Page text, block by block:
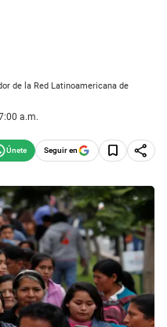
de la Red Latinoamericana de
a.m.
Seguir en